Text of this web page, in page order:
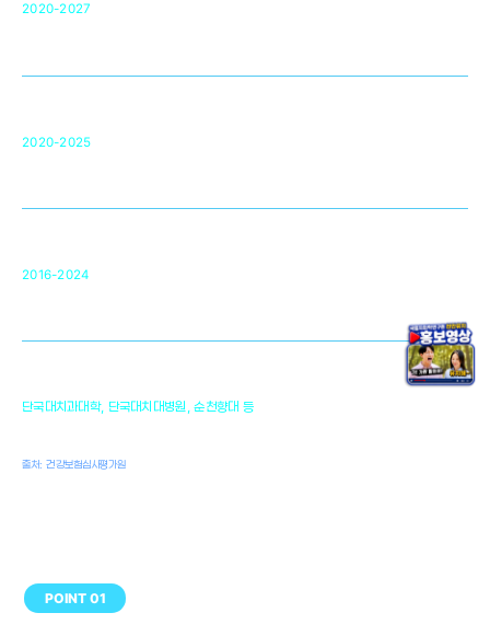
2020-2027
2020-2025
2016-2024
단국대치과대학, 단국대치대병원, 순천향대 등
출처: 건강보험심사평가원
POINT 01